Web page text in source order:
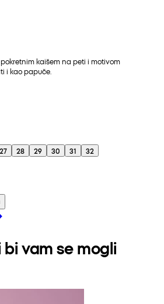
kaišem na peti i motivom
i kao papuče.
27 28 29 30 31
32
vam se mogli